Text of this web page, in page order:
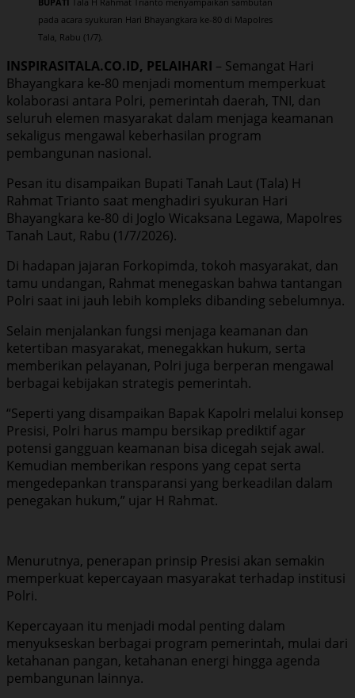
BUPATI Tala H Rahmat Trianto menyampaikan sambutan
pada acara syukuran Hari Bhayangkara ke-80 di Mapolres
Tala, Rabu (1/7).
INSPIRASITALA.CO.ID, PELAIHARI – Semangat Hari
Bhayangkara ke-80 menjadi momentum memperkuat
kolaborasi antara Polri, pemerintah daerah, TNI, dan
seluruh elemen masyarakat dalam menjaga keamanan
sekaligus mengawal keberhasilan program
pembangunan nasional.
Pesan itu disampaikan Bupati Tanah Laut (Tala) H
Rahmat Trianto saat menghadiri syukuran Hari
Bhayangkara ke-80 di Joglo Wicaksana Legawa, Mapolres
Tanah Laut, Rabu (1/7/2026).
Di hadapan jajaran Forkopimda, tokoh masyarakat, dan
tamu undangan, Rahmat menegaskan bahwa tantangan
Polri saat ini jauh lebih kompleks dibanding sebelumnya.
Selain menjalankan fungsi menjaga keamanan dan
ketertiban masyarakat, menegakkan hukum, serta
memberikan pelayanan, Polri juga berperan mengawal
berbagai kebijakan strategis pemerintah.
“Seperti yang disampaikan Bapak Kapolri melalui konsep
Presisi, Polri harus mampu bersikap prediktif agar
potensi gangguan keamanan bisa dicegah sejak awal.
Kemudian memberikan respons yang cepat serta
mengedepankan transparansi yang berkeadilan dalam
penegakan hukum,” ujar H Rahmat.
Menurutnya, penerapan prinsip Presisi akan semakin
memperkuat kepercayaan masyarakat terhadap institusi
Polri.
Kepercayaan itu menjadi modal penting dalam
menyukseskan berbagai program pemerintah, mulai dari
ketahanan pangan, ketahanan energi hingga agenda
pembangunan lainnya.